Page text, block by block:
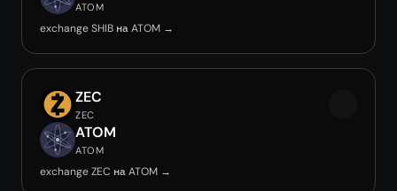
ATOM
exchange SHIB на ATOM →
ZEC
ZEC
ATOM
ATOM
exchange ZEC на ATOM →